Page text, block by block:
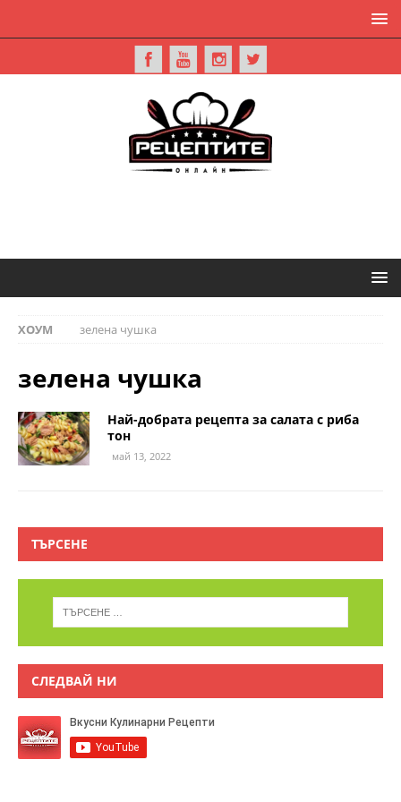
ХОУМ зелена чушка
зелена чушка
Най-добрата рецепта за салата с риба
тон
май 13, 2022
ТЪРСЕНЕ
СЛЕДВАЙ НИ